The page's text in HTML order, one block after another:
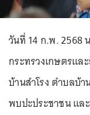
วันที่ 14 ก.พ.
กระทรวงเกษตรแ
บ้านสำโรง ตำบลบ้
พบปะประชาชน แล